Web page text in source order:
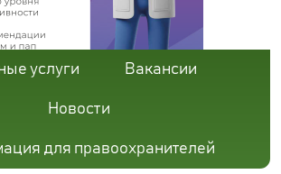
услуги Вакансии
Новости
для правоохранителей